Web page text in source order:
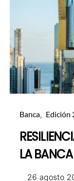
Banca Edición
LA
26 agosto